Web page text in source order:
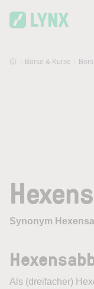
Börse & Kurse
Synonym
Als (dreifacher)